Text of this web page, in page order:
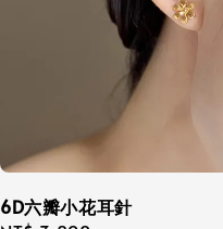
6D六瓣小花耳針